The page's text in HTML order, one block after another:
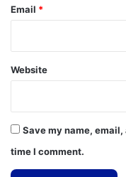
Email *
Website
Save my name,
time I comment.